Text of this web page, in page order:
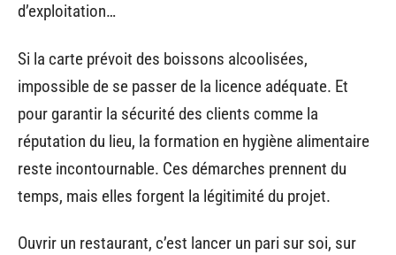
d’exploitation…
Si la carte prévoit des boissons alcoolisées,
impossible de se passer de la licence adéquate. Et
pour garantir la sécurité des clients comme la
réputation du lieu, la formation en hygiène alimentaire
reste incontournable. Ces démarches prennent du
temps, mais elles forgent la légitimité du projet.
Ouvrir un restaurant, c’est lancer un pari sur soi, sur